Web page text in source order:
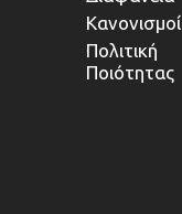
Κανονισμοί
Πολιτική
Ποιότητας